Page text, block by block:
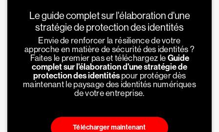
Le guide complet sur l'élaboration d'une
stratégie de protection des identités
Envie de renforcer la résilience de votre
approche en matière de sécurité des identités ?
Faites le premier pas et téléchargez le Guide
complet sur l'élaboration d'une stratégie de
protection des identitéspour protéger dès
maintenant le paysage des identités numériques
de votre entreprise.
Télécharger maintenant